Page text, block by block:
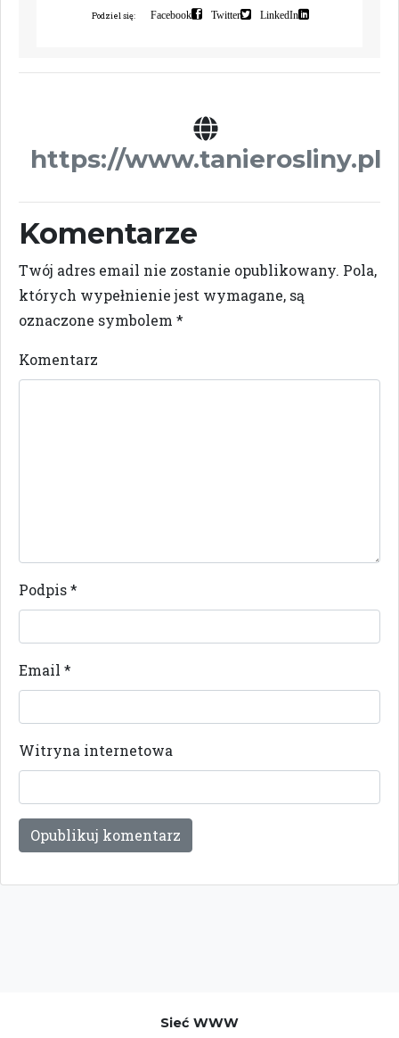
Podziel się: Facebook Twitter LinkedIn
https://www.tanierosliny.pl
Komentarze
Twój adres email nie zostanie opublikowany. Pola,
których wypełnienie jest wymagane, są
oznaczone symbolem *
Komentarz
Podpis*
Email *
Witryna internetowa
Sieć WWW